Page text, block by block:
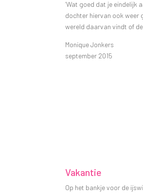
‘Wat goed dat je eindelijk
dochter hiervan ook weer
wereld daarvan vindt of
Monique Jonkers
september 2015
Vakantie
Op het bankje voor de